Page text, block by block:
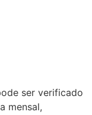
ser verificado
mensal,